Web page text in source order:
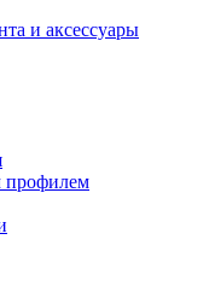
и аксессуары
профилем